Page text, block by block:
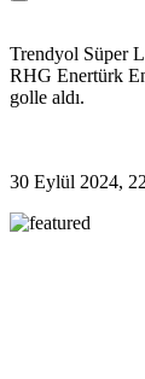
Trendyol Süper
RHG Enertürk
golle aldı.
30 Eylül 2024,